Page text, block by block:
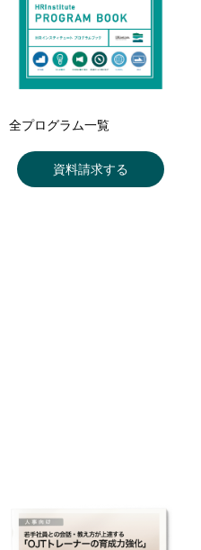
全プログラム一覧
資料請求する